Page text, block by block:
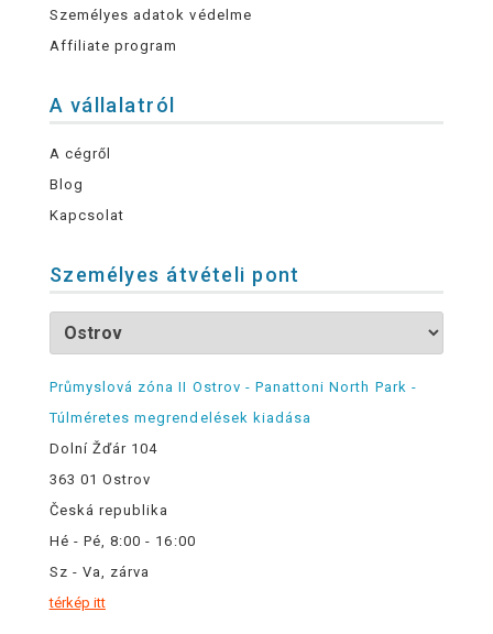
Személyes adatok védelme
Affiliate program
A vállalatról
A cégről
Blog
Kapcsolat
Személyes átvételi pont
Průmyslová zóna II Ostrov - Panattoni North Park -
Túlméretes megrendelések kiadása
Dolní Žďár 104
363 01 Ostrov
Česká republika
Hé - Pé, 8:00 - 16:00
Sz - Va, zárva
térkép itt